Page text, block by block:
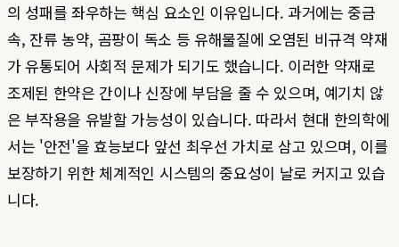
의 성패를 좌우하는 핵심 요소인 이유입니다. 과거에는 중금
속, 잔류 농약, 곰팡이 독소 등 유해물질에 오염된 비규격 약재
가 유통되어 사회적 문제가 되기도 했습니다. 이러한 약재로
조제된 한약은 간이나 신장에 부담을 줄 수 있으며, 예기치 않
은 부작용을 유발할 가능성이 있습니다. 따라서 현대 한의학에
서는 '안전'을 효능보다 앞선 최우선 가치로 삼고 있으며, 이를
보장하기 위한 체계적인 시스템의 중요성이 날로 커지고 있습
니다.